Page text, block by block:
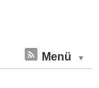
Menü